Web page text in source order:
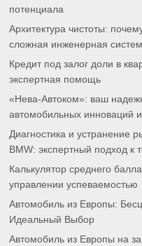
потенциала
Архитектура чистоты:
сложная инженерная
Кредит под залог доли в
экспертная помощь
«Нева-Автоком»: ваш
автомобильных инноваций
Диагностика и устранение
BMW: экспертный подход к
Калькулятор среднего
управлении успеваемостью
Автомобиль из Европы:
Идеальный Выбор
Автомобиль из Европы на